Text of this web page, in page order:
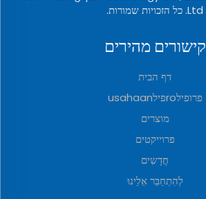
Ltd. כל הזכויות שמורות.
קישורים מהירים
דף הבית
פרופילroפילusahaan
מוצרים
פרוייקטים
חֲדָשִים
לְהִתְחַבֵּר אֵלֵינוּ